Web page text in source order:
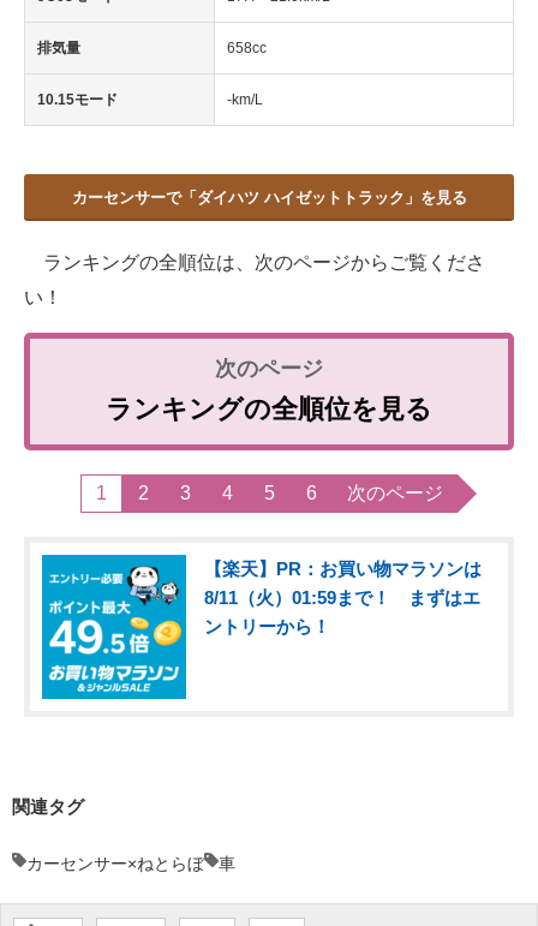
排気量 658cc
10.15モード -km/L
カーセンサーで「ダイハツ ハイゼットトラック」を見る
ランキングの全順位は、次のページからご覧くださ
い！
ランキングの全順位を見る
1 2 3 4 5 6 次のページ
【楽天】PR：お買い物マラソンは
8/11（火）01:59まで！ まずはエ
ントリーから！
関連タグ
カーセンサー×ねとらぼ 車